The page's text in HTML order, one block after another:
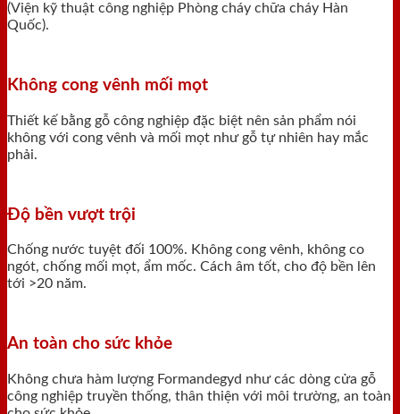
(Viện kỹ thuật công nghiệp Phòng cháy chữa cháy Hàn
Quốc).
Không cong vênh mối mọt
Thiết kế bằng gỗ công nghiệp đặc biệt nên sản phẩm nói
không với cong vênh và mối mọt như gỗ tự nhiên hay mắc
phải.
Độ bền vượt trội
Chống nước tuyệt đối 100%. Không cong vênh, không co
ngót, chống mối mọt, ẩm mốc. Cách âm tốt, cho độ bền lên
tới >20 năm.
An toàn cho sức khỏe
Không chưa hàm lượng Formandegyd như các dòng cửa gỗ
công nghiệp truyền thống, thân thiện với môi trường, an toàn